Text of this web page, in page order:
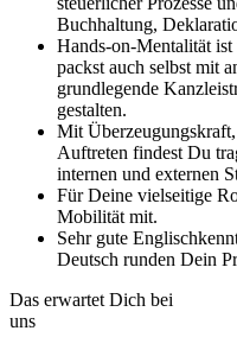
Buchhaltung,
Hands-on-Mentalität
packst auch selbst mit
grundlegende
gestalten.
Mit
Auftreten findest Du
internen und externen
Für Deine vielseitige
Mobilität mit.
Sehr gute
Deutsch runden Dein
Das erwartet Dich bei
uns